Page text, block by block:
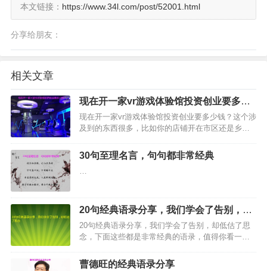
本文链接： https://www.34l.com/post/52001.html
分享给朋友：
相关文章
现在开一家vr游戏体验馆投资创业要多少
钱？
现在开一家vr游戏体验馆投资创业要多少钱？这个涉
及到的东西很多，比如你的店铺开在市区还是乡
要看你的店面有多大，设备有多少台，以及其他的
零零碎碎加起来，就能知道开一家vr游戏体验馆需要
多少钱了。…
30句至理名言，句句都非常经典
…
20句经典语录分享，​我们学会了告别，却
低估了思念
20句经典语录分享，我们学会了告别，却低估了思
念，下面这些都是非常经典的语录，值得你看一下
曹德旺的经典语录分享